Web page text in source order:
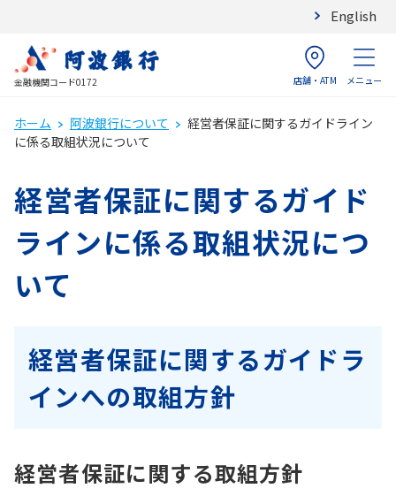
English
金融機関コード0172 店舗・ATM メニュー
ホーム 阿波銀行について
経営者保証に関するガイドライン
に係る取組状況について
経営者保証に関するガイド
ラインに係る取組状況につ
いて
経営者保証に関するガイドラ
インへの取組方針
経営者保証に関する取組方針